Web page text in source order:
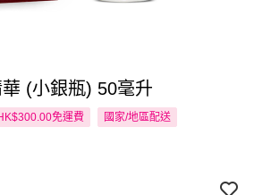
(小銀瓶) 50毫升
免運費 國家/地區配送